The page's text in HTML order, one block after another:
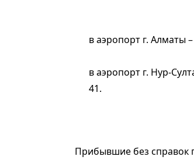
в аэропорт г. Алматы
в аэропорт г. Нур-
41.
Прибывшие без справок